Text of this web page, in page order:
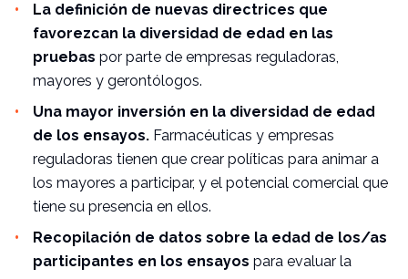
La definición de nuevas directrices que
favorezcan la diversidad de edad en las
pruebas por parte de empresas reguladoras,
mayores y gerontólogos.
Una mayor inversión en la diversidad de edad
de los ensayos. Farmacéuticas y empresas
reguladoras tienen que crear políticas para animar a
los mayores a participar, y el potencial comercial que
tiene su presencia en ellos.
Recopilación de datos sobre la edad de los/as
participantes en los ensayos para evaluar la